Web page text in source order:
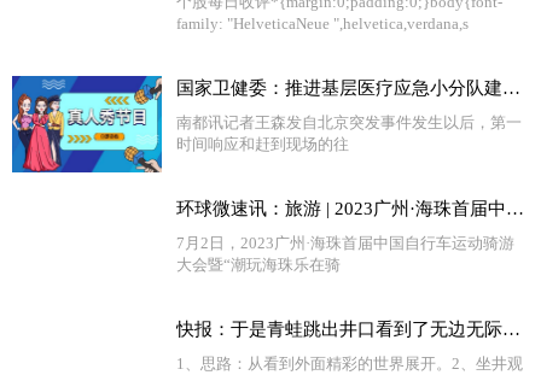
family: "HelveticaNeue ",helvetica,verdana,s
国家卫健委：推进基层医疗应急小分队建设，提升医疗应急能力_全球简讯
南都讯记者王森发自北京突发事件发生以后，第一
时间响应和赶到现场的往
环球微速讯：旅游 | 2023广州·海珠首届中国自行车运动骑游大会举行
7月2日，2023广州·海珠首届中国自行车运动骑游
大会暨“潮玩海珠乐在骑
快报：于是青蛙跳出井口看到了无边无际的天很惊讶用文言文怎么说（青蛙跳出井口会看到什么会说些什么）
1、思路：从看到外面精彩的世界展开。2、坐井观